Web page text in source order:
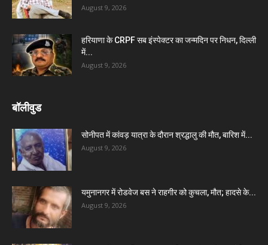
August 9, 2026
हरियाणा के CRPF सब इंस्पेक्टर का जन्मदिन पर निधन, दिल्ली
में...
August 9, 2026
बॉलीवुड
सोनीपत में कांवड़ यात्रा के दौरान श्रद्धालु की मौत, बारिश में...
August 9, 2026
यमुनानगर में रोडवेज बस ने राहगीर को कुचला, मौत; हादसे के...
August 9, 2026